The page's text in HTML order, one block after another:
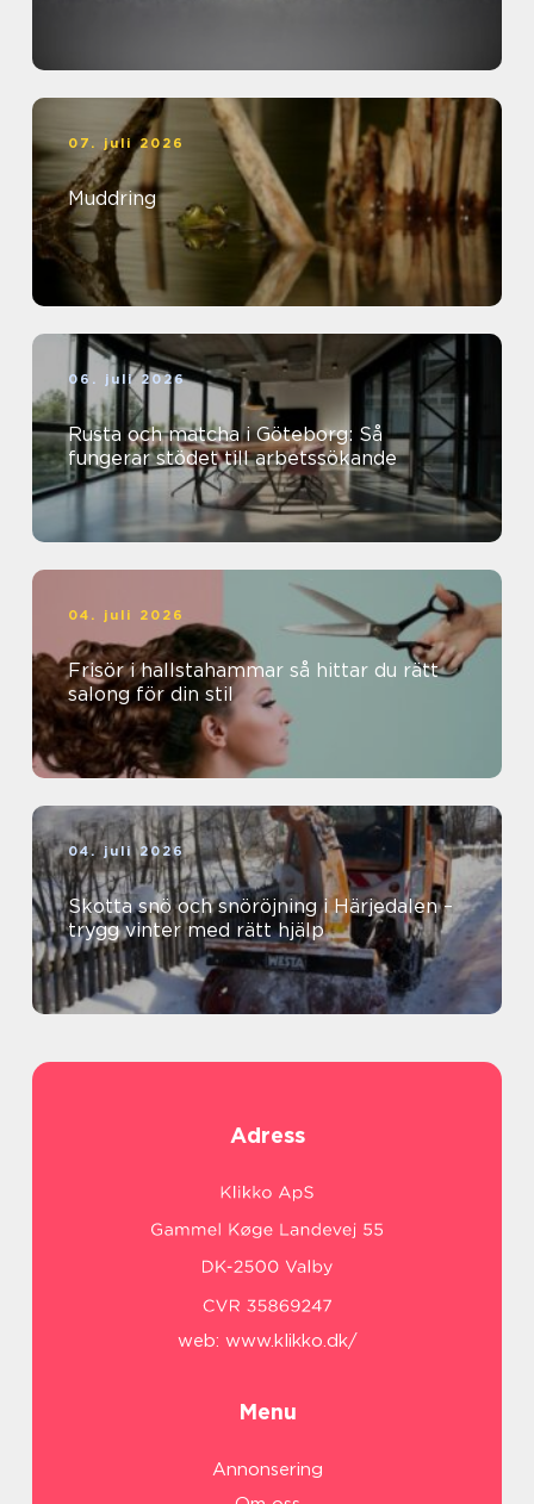
07. juli 2026
Muddring
06. juli 2026
Rusta och matcha i Göteborg: Så
fungerar stödet till arbetssökande
04. juli 2026
Frisör i hallstahammar så hittar du rätt
salong för din stil
04. juli 2026
Skotta snö och snöröjning i Härjedalen –
trygg vinter med rätt hjälp
Adress
web: www.klikko.dk/
Menu
Annonsering